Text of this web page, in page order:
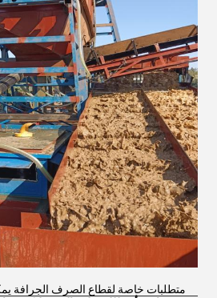
5. متطلبات خاصة لقطاع الصرف الجرافة